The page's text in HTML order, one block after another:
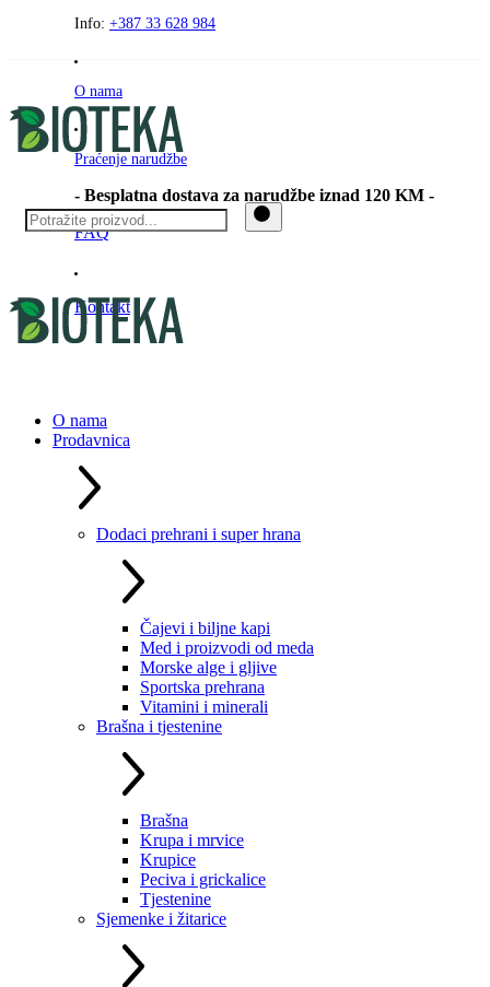
PreskočiteInfo: +387 33 628 984
O nama
Praćenje narudžbe
- Besplatna dostava za narudžbe iznad 120 KM -
FAQ
Kontakt
O nama
Prodavnica
Dodaci prehrani i super hrana
Čajevi i biljne kapi
Med i proizvodi od meda
Morske alge i gljive
Sportska prehrana
Vitamini i minerali
Brašna i tjestenine
Brašna
Krupa i mrvice
Krupice
Peciva i grickalice
Tjestenine
Sjemenke i žitarice